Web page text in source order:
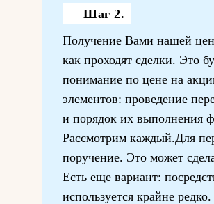
Шаг 2.
Получение Вами нашей
как проходят сделки. Это
понимание по цене на
элементов: проведение
и порядок их выполнения
Рассмотрим каждый.Для
поручение. Это может
Есть еще вариант:
используется крайне